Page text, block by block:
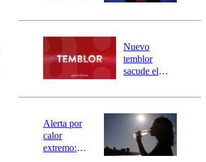
Carahue por
río Damas:
activa
mensajería
SAE
Nuevo
temblor
sacude el
revisa la
epicentro
Alerta por
calor
extremo: